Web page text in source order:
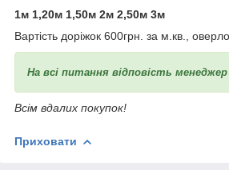
1м 1,20м 1,50м 2м 2,50м 3м
Вартість доріжок 600грн. за м.кв.,
На всі питання відповість менеджер
Всім вдалих покупок!
Приховати